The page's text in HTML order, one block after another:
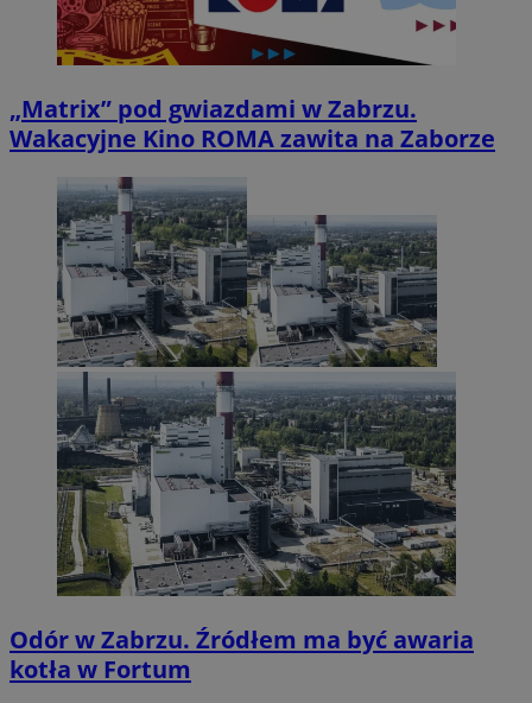
„Matrix” pod gwiazdami w Zabrzu.
Wakacyjne Kino ROMA zawita na Zaborze
Odór w Zabrzu. Źródłem ma być awaria
kotła w Fortum